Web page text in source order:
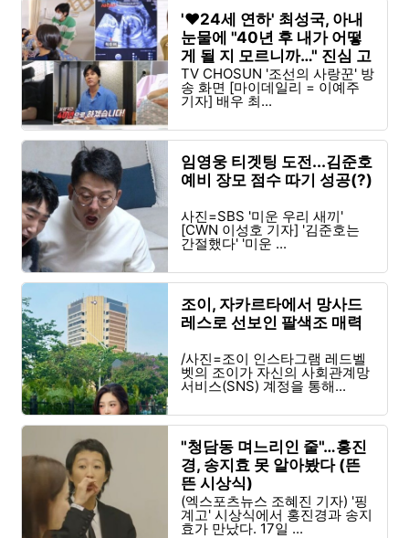
'♥24세 연하' 최성국, 아내
눈물에 "40년 후 내가 어떻
게 될 지 모르니까…" 진심 고
백
TV CHOSUN '조선의 사랑꾼' 방
송 화면 [마이데일리 = 이예주
기자] 배우 최...
임영웅 티겟팅 도전...김준호
예비 장모 점수 따기 성공(?)
사진=SBS '미운 우리 새끼'
[CWN 이성호 기자] '김준호는
간절했다' '미운 ...
조이, 자카르타에서 망사드
레스로 선보인 팔색조 매력
/사진=조이 인스타그램 레드벨
벳의 조이가 자신의 사회관계망
서비스(SNS) 계정을 통해...
"청담동 며느리인 줄"…홍진
경, 송지효 못 알아봤다 (뜬
뜬 시상식)
(엑스포츠뉴스 조혜진 기자) '핑
계고' 시상식에서 홍진경과 송지
효가 만났다. 17일 ...